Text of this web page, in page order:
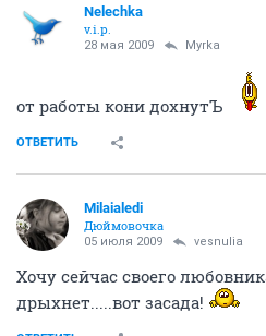
Nelechka
v.i.p.
28 мая 2009 Myrka
от работы кони дохнутЪ
ОТВЕТИТЬ
Milaialedi
Дюймовочка
05 июля 2009 vesnulia
Хочу сейчас своего
дрыхнет.....вот засада!